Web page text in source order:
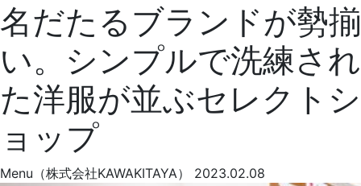
名だたるブランドが勢揃
い。シンプルで洗練され
た洋服が並ぶセレクトシ
ョップ
Menu（株式会社KAWAKITAYA） 2023.02.08